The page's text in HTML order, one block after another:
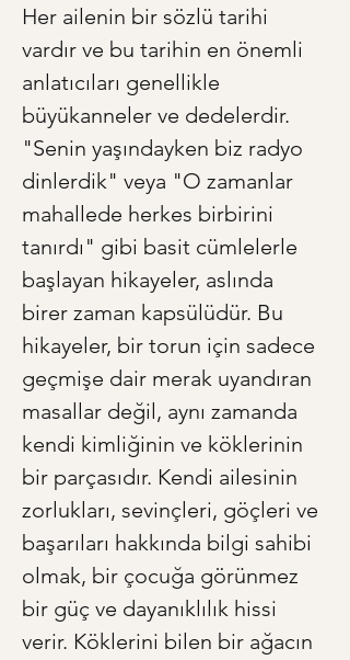
Her ailenin bir sözlü tarihi
vardır ve bu tarihin en önemli
anlatıcıları genellikle
büyükanneler ve dedelerdir.
"Senin yaşındayken biz radyo
dinlerdik" veya "O zamanlar
mahallede herkes birbirini
tanırdı" gibi basit cümlelerle
başlayan hikayeler, aslında
birer zaman kapsülüdür. Bu
hikayeler, bir torun için sadece
geçmişe dair merak uyandıran
masallar değil, aynı zamanda
kendi kimliğinin ve köklerinin
bir parçasıdır. Kendi ailesinin
zorlukları, sevinçleri, göçleri ve
başarıları hakkında bilgi sahibi
olmak, bir çocuğa görünmez
bir güç ve dayanıklılık hissi
verir. Köklerini bilen bir ağacın